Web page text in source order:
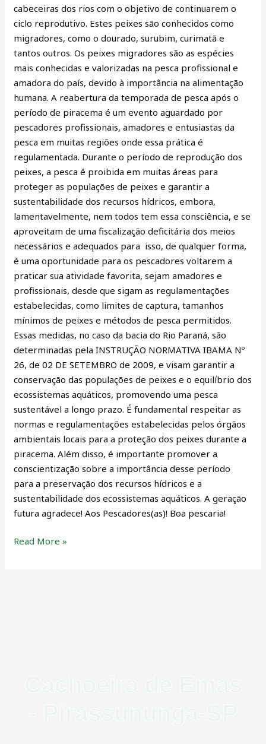
cabeceiras dos rios com o objetivo de continuarem o
ciclo reprodutivo. Estes peixes são conhecidos como
migradores, como o dourado, surubim, curimatã e
tantos outros. Os peixes migradores são as espécies
mais conhecidas e valorizadas na pesca profissional e
amadora do país, devido à importância na alimentação
humana. A reabertura da temporada de pesca após o
período de piracema é um evento aguardado por
pescadores profissionais, amadores e entusiastas da
pesca em muitas regiões onde essa prática é
regulamentada. Durante o período de reprodução dos
peixes, a pesca é proibida em muitas áreas para
proteger as populações de peixes e garantir a
sustentabilidade dos recursos hídricos, embora,
lamentavelmente, nem todos tem essa consciência, e se
aproveitam de uma fiscalização deficitária dos meios
necessários e adequados para isso, de qualquer forma,
é uma oportunidade para os pescadores voltarem a
praticar sua atividade favorita, sejam amadores e
profissionais, desde que sigam as regulamentações
estabelecidas, como limites de captura, tamanhos
mínimos de peixes e métodos de pesca permitidos.
Essas medidas, no caso da bacia do Rio Paraná, são
determinadas pela INSTRUÇÃO NORMATIVA IBAMA Nº
26, de 02 DE SETEMBRO de 2009, e visam garantir a
conservação das populações de peixes e o equilíbrio dos
ecossistemas aquáticos, promovendo uma pesca
sustentável a longo prazo. É fundamental respeitar as
normas e regulamentações estabelecidas pelos órgãos
ambientais locais para a proteção dos peixes durante a
piracema. Além disso, é importante promover a
conscientização sobre a importância desse período
para a preservação dos recursos hídricos e a
sustentabilidade dos ecossistemas aquáticos. A geração
futura agradece! Aos Pescadores(as)! Boa pescaria!
Read More »